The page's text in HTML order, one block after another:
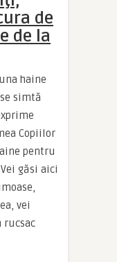
de
de la
haine
simtă
Copiilor
pentru
găsi aici
vei
rucsac